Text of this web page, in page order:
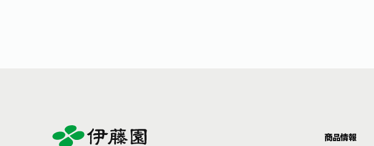
商品情報